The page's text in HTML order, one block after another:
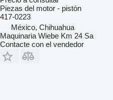
Piezas del motor - pistón
417-0223
México, Chihuahua
Maquinaria Wiebe Km 24 Sa
Contacte con el vendedor